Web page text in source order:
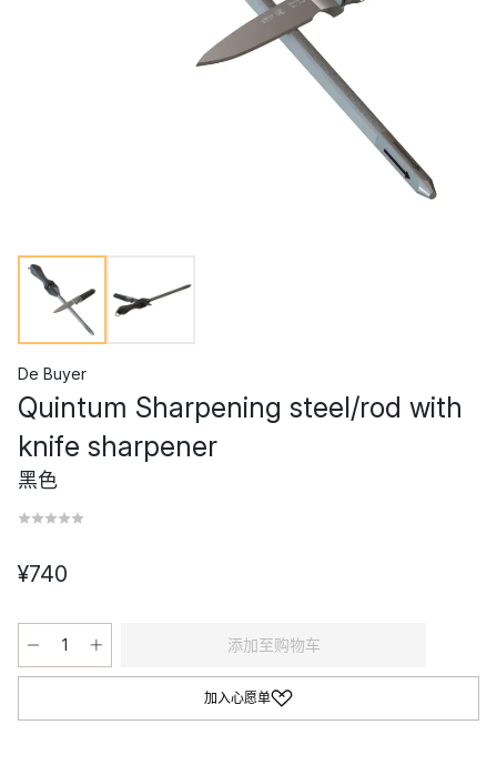
De Buyer
Quintum Sharpening steel/rod with
knife sharpener
黑色
¥740
添加至购物车
加入心愿单